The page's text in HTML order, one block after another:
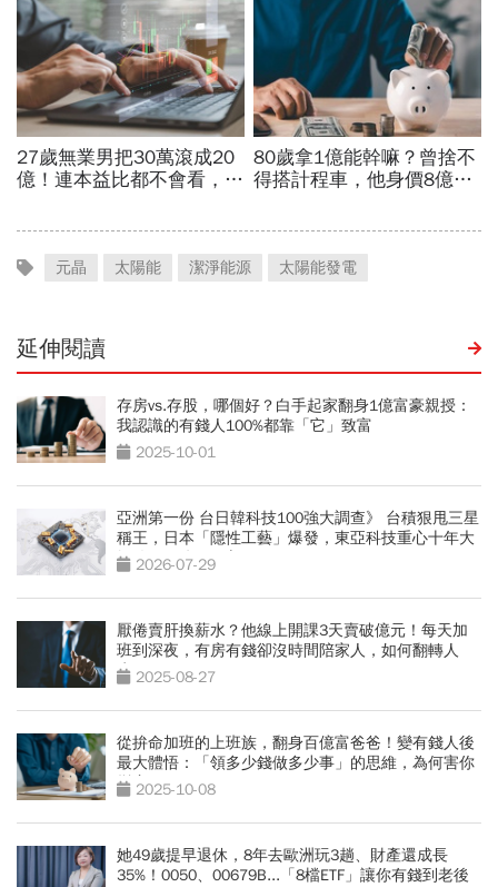
元晶 太陽能 潔淨能源 太陽能發電
延伸閱讀
存房vs.存股，哪個好？白手起家翻身1億富豪親授：
我認識的有錢人100%都靠「它」致富
2025-10-01
亞洲第一份 台日韓科技100強大調查》 台積狠甩三星
稱王，日本「隱性工藝」爆發，東亞科技重心十年大
轉移 AI鏈三國志
2026-07-29
厭倦賣肝換薪水？他線上開課3天賣破億元！每天加
班到深夜，有房有錢卻沒時間陪家人，如何翻轉人
生？2025-08-27
從拚命加班的上班族，翻身百億富爸爸！變有錢人後
最大體悟：「領多少錢做多少事」的思維，為何害你
變窮？
2025-10-08
她49歲提早退休，8年去歐洲玩3趟、財產還成長
35%！0050、00679B...「8檔ETF」讓你有錢到老後